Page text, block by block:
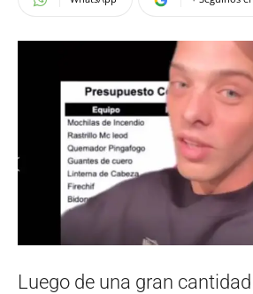
Luego de una gran